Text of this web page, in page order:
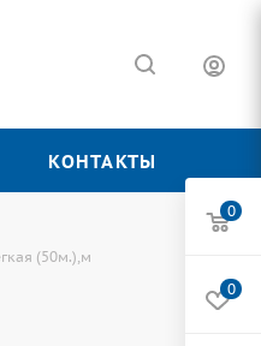
КОНТАКТЫ
(50м.),м
0
0